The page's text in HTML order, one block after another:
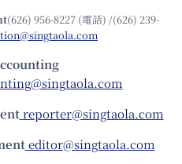
(626) 956-8227 (電話) /(626) 239-
reporter@singtaola.com
editor@singtaola.com